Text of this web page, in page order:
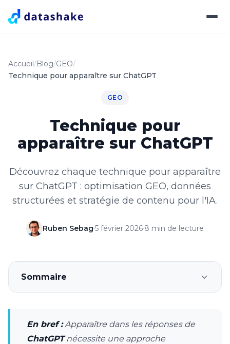
Accueil Blog GEO
Technique pour apparaître sur ChatGPT
GEO
Technique pour
apparaître sur ChatGPT
Découvrez chaque technique pour apparaître
sur ChatGPT : optimisation GEO, données
structurées et stratégie de contenu pour l'IA.
Ruben Sebag 5 février 2026 8 min de lecture
Sommaire
En bref :Apparaître dans les réponses de
ChatGPTnécessite une approche